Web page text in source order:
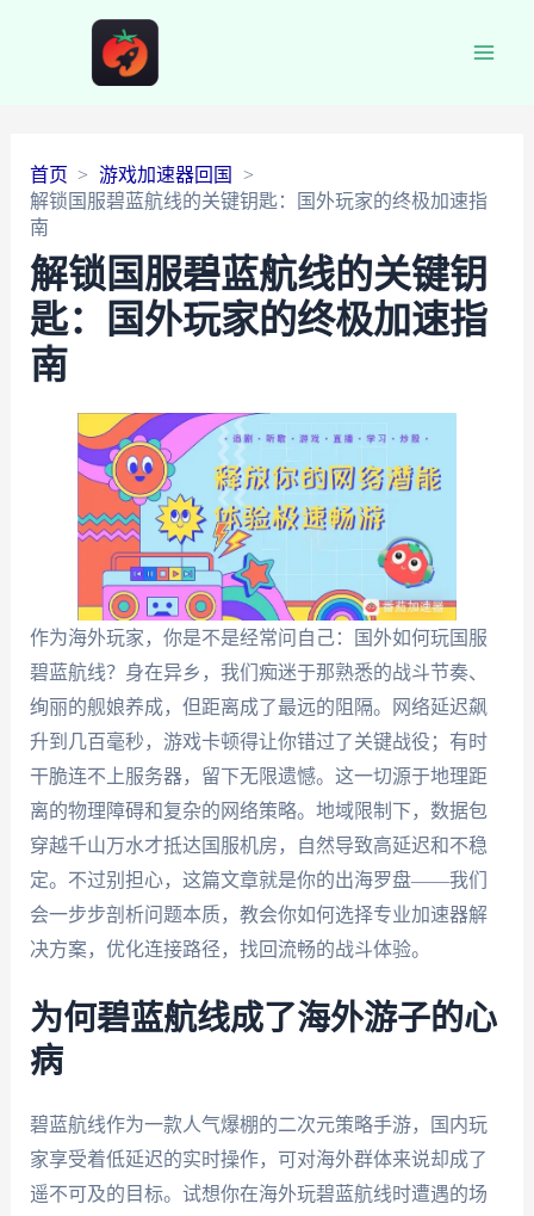
首页
游戏加速器回国
解锁国服碧蓝航线的关键钥匙：国外玩家的终极加速指
南
解锁国服碧蓝航线的关键钥
匙：国外玩家的终极加速指
南
作为海外玩家，你是不是经常问自己：国外如何玩国服
碧蓝航线？身在异乡，我们痴迷于那熟悉的战斗节奏、
绚丽的舰娘养成，但距离成了最远的阻隔。网络延迟飙
升到几百毫秒，游戏卡顿得让你错过了关键战役；有时
干脆连不上服务器，留下无限遗憾。这一切源于地理距
离的物理障碍和复杂的网络策略。地域限制下，数据包
穿越千山万水才抵达国服机房，自然导致高延迟和不稳
定。不过别担心，这篇文章就是你的出海罗盘——我们
会一步步剖析问题本质，教会你如何选择专业加速器解
决方案，优化连接路径，找回流畅的战斗体验。
为何碧蓝航线成了海外游子的心
病
碧蓝航线作为一款人气爆棚的二次元策略手游，国内玩
家享受着低延迟的实时操作，可对海外群体来说却成了
遥不可及的目标。试想你在海外玩碧蓝航线时遭遇的场